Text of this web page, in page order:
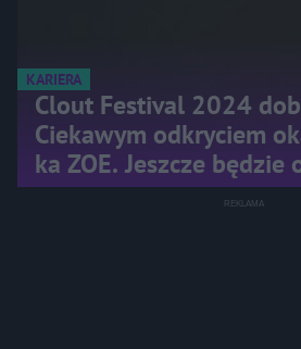
KARIERA
Clout Festival 2024
Ciekawym odkryciem
ka ZOE. Jeszcze będzie